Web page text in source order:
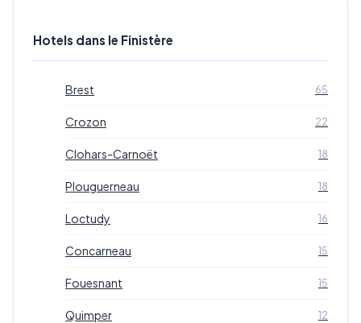
Hotels dans le Finistère
Brest 65
Crozon 22
Clohars-Carnoët 18
Plouguerneau 18
Loctudy 16
Concarneau 15
Fouesnant 15
Quimper 12